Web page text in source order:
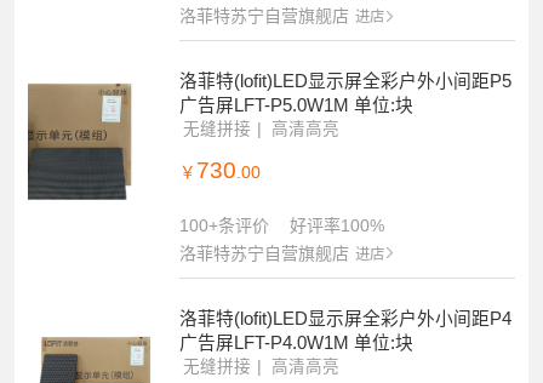
洛菲特苏宁自营旗舰店 进店
洛菲特(lofit)LED显示屏全彩户外小间距P5
广告屏LFT-P5.0W1M 单位:块
无缝拼接 高清高亮
￥ 730.00
100+条评价
好评率100%
洛菲特苏宁自营旗舰店 进店
洛菲特(lofit)LED显示屏全彩户外小间距P4
广告屏LFT-P4.0W1M 单位:块
无缝拼接 高清高亮